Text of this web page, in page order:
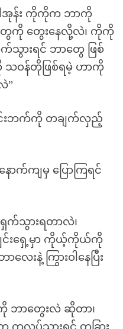
ါအုန်း ကိုကိုက ဘာကို
ေကို တွေးနေလို့လဲ၊ ကိုကို
သွားရင် ဘာတွေ ဖြစ်
သဝန်တိုဖြစ်ရမဲ့ ဟာကို
”
းဘက်ကို တချက်လှည့်
က်ကျမှ ပြောကြရင်
က်သွားရတာလဲ၊
င်းရှေ့မှာ ကိုယ့်ကိုယ်ကို
းနဲ့ ကြွားဝါနေပြီး
ဘာတွေးလဲ ဆိုတာ၊
လပ်သွားရင် တခြား